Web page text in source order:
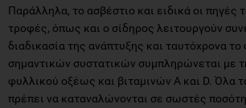
Παράλληλα, το ασβέστιο και ειδικά οι πηγές
τροφές, όπως και ο σίδηρος λειτουργούν
διαδικασία της ανάπτυξης και ταυτόχρονα
σημαντικών συστατικών συμπληρώνεται με
φυλλικού οξέως και βιταμινών Α και D. Όλα
πρέπει να καταναλώνονται σε σωστές